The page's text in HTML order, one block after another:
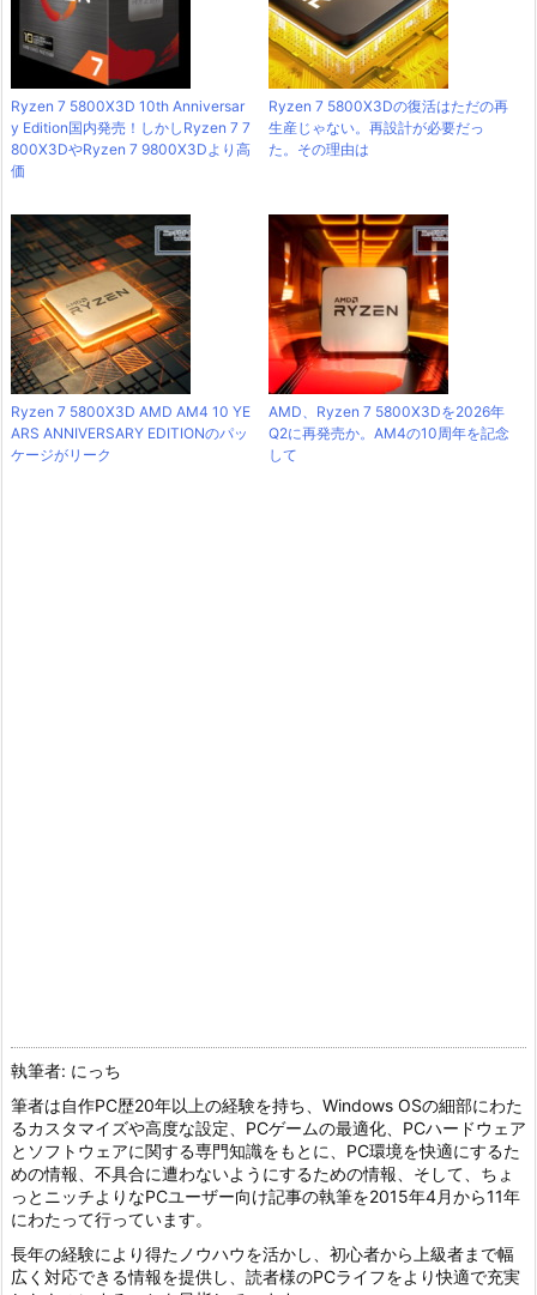
Ryzen 7 5800X3D 10th Anniversar
y Edition国内発売！しかしRyzen 7 7
800X3DやRyzen 7 9800X3Dより高
価
Ryzen 7 5800X3Dの復活はただの再
生産じゃない。再設計が必要だっ
た。その理由は
Ryzen 7 5800X3D AMD AM4 10 YE
ARS ANNIVERSARY EDITIONのパッ
ケージがリーク
AMD、Ryzen 7 5800X3Dを2026年
Q2に再発売か。AM4の10周年を記念
して
執筆者: にっち
筆者は自作PC歴20年以上の経験を持ち、Windows OSの細部にわた
るカスタマイズや高度な設定、PCゲームの最適化、PCハードウェア
とソフトウェアに関する専門知識をもとに、PC環境を快適にするた
めの情報、不具合に遭わないようにするための情報、そして、ちょ
っとニッチよりなPCユーザー向け記事の執筆を2015年4月から11年
にわたって行っています。
長年の経験により得たノウハウを活かし、初心者から上級者まで幅
広く対応できる情報を提供し、読者様のPCライフをより快適で充実